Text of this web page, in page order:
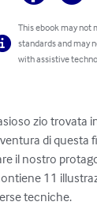
This ebook may not
standards and may
with assistive
zio trovata
di questa
il nostro
11
tecniche.